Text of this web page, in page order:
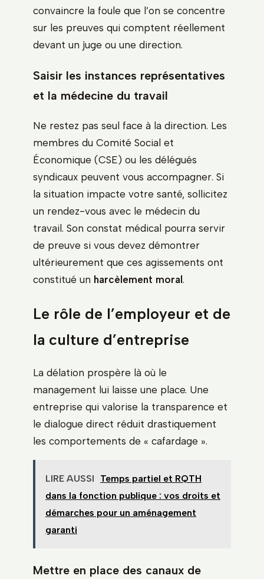
convaincre la foule que l’on se concentre
sur les preuves qui comptent réellement
devant un juge ou une direction.
Saisir les instances représentatives
et la médecine du travail
Ne restez pas seul face à la direction. Les
membres du Comité Social et
Économique (CSE) ou les délégués
syndicaux peuvent vous accompagner. Si
la situation impacte votre santé, sollicitez
un rendez-vous avec le médecin du
travail. Son constat médical pourra servir
de preuve si vous devez démontrer
ultérieurement que ces agissements ont
constitué un harcèlement moral.
Le rôle de l’employeur et de
la culture d’entreprise
La délation prospère là où le
management lui laisse une place. Une
entreprise qui valorise la transparence et
le dialogue direct réduit drastiquement
les comportements de « cafardage ».
LIRE AUSSI
Temps partiel et RQTH
dans la fonction publique : vos droits et
démarches pour un aménagement
garanti
Mettre en place des canaux de